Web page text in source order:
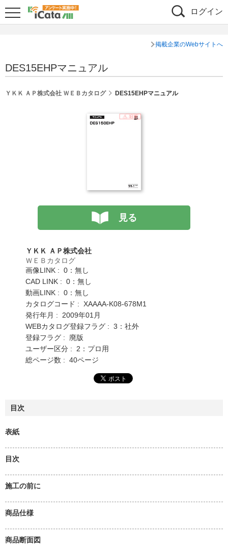
ログイン
掲載企業のWebサイトへ
DES15EHPマニュアル
ＹＫＫ ＡＰ株式会社 ＷＥＢカタログ DES15EHPマニュアル
見る
ＹＫＫ ＡＰ株式会社
ＷＥＢカタログ
画像LINK : 0：無し
CAD LINK : 0：無し
動画LINK : 0：無し
カタログコード : XAAAA-K08-678M1
発行年月 : 2009年01月
WEBカタログ登録フラグ : 3：社外
登録フラグ : 廃版
ユーザー区分 : 2：プロ用
総ページ数 : 40ページ
目次
表紙
目次
施工の前に
商品仕様
商品断面図